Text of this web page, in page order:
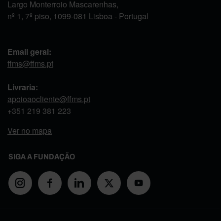
Largo Monterroio Mascarenhas,
nº 1, 7º piso, 1099-081 Lisboa - Portugal
Email geral:
ffms@ffms.pt
Livraria:
apoioaocliente@ffms.pt
+351 219 381 223
Ver no mapa
SIGA A FUNDAÇÃO